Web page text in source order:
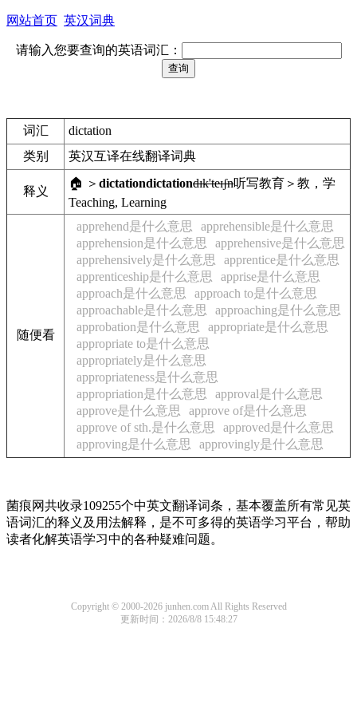
网站首页 英汉词典
请输入您要查询的英语词汇：
词汇
dictation
类别
英汉互译在线翻译词典
释义
🏠 ＞ dictationdictationdɪk'teɪʃn听写教育＞教，学
Teaching, Learning
随便看
apprehend是什么意思
apprehensible是什么意思
apprehension是什么意思
apprehensive是什么意思
apprehensively是什么意思
apprentice是什么意思
apprenticeship是什么意思
apprise是什么意思
approach是什么意思
approach to是什么意思
approachable是什么意思
approaching是什么意思
approbation是什么意思
appropriate是什么意思
appropriate to是什么意思
appropriately是什么意思
appropriateness是什么意思
appropriation是什么意思
approval是什么意思
approve是什么意思
approve of是什么意思
approve of sth.是什么意思
approved是什么意思
approving是什么意思
approvingly是什么意思
菌痕网共收录109255个中英文翻译词条，基本覆盖所有常见英
语词汇的释义及用法解释，是不可多得的英语学习平台，帮助
读者化解英语学习中的各种疑难问题。
Copyright © 2000-2026 junhen.com All Rights Reserved
更新时间：2026/8/8 15:48:27